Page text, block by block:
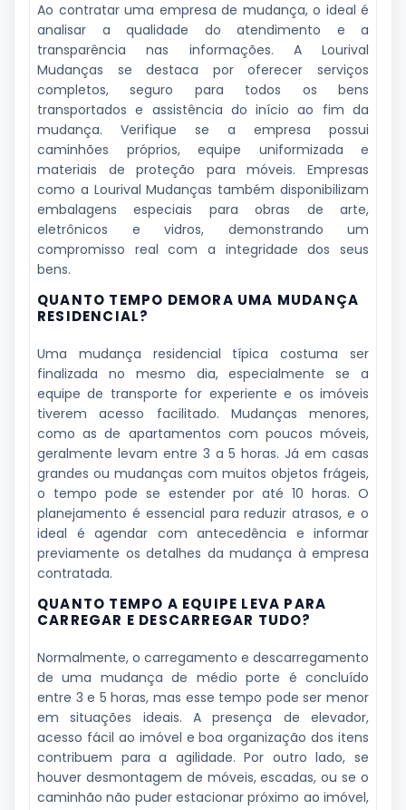
Ao contratar uma empresa de mudança, o ideal é
analisar a qualidade do atendimento e a
transparência nas informações. A Lourival
Mudanças se destaca por oferecer serviços
completos, seguro para todos os bens
transportados e assistência do início ao fim da
mudança. Verifique se a empresa possui
caminhões próprios, equipe uniformizada e
materiais de proteção para móveis. Empresas
como a Lourival Mudanças também disponibilizam
embalagens especiais para obras de arte,
eletrônicos e vidros, demonstrando um
compromisso real com a integridade dos seus
bens.
QUANTO TEMPO DEMORA UMA MUDANÇA
RESIDENCIAL?
Uma mudança residencial típica costuma ser
finalizada no mesmo dia, especialmente se a
equipe de transporte for experiente e os imóveis
tiverem acesso facilitado. Mudanças menores,
como as de apartamentos com poucos móveis,
geralmente levam entre 3 a 5 horas. Já em casas
grandes ou mudanças com muitos objetos frágeis,
o tempo pode se estender por até 10 horas. O
planejamento é essencial para reduzir atrasos, e o
ideal é agendar com antecedência e informar
previamente os detalhes da mudança à empresa
contratada.
QUANTO TEMPO A EQUIPE LEVA PARA
CARREGAR E DESCARREGAR TUDO?
Normalmente, o carregamento e descarregamento
de uma mudança de médio porte é concluído
entre 3 e 5 horas, mas esse tempo pode ser menor
em situações ideais. A presença de elevador,
acesso fácil ao imóvel e boa organização dos itens
contribuem para a agilidade. Por outro lado, se
houver desmontagem de móveis, escadas, ou se o
caminhão não puder estacionar próximo ao imóvel,